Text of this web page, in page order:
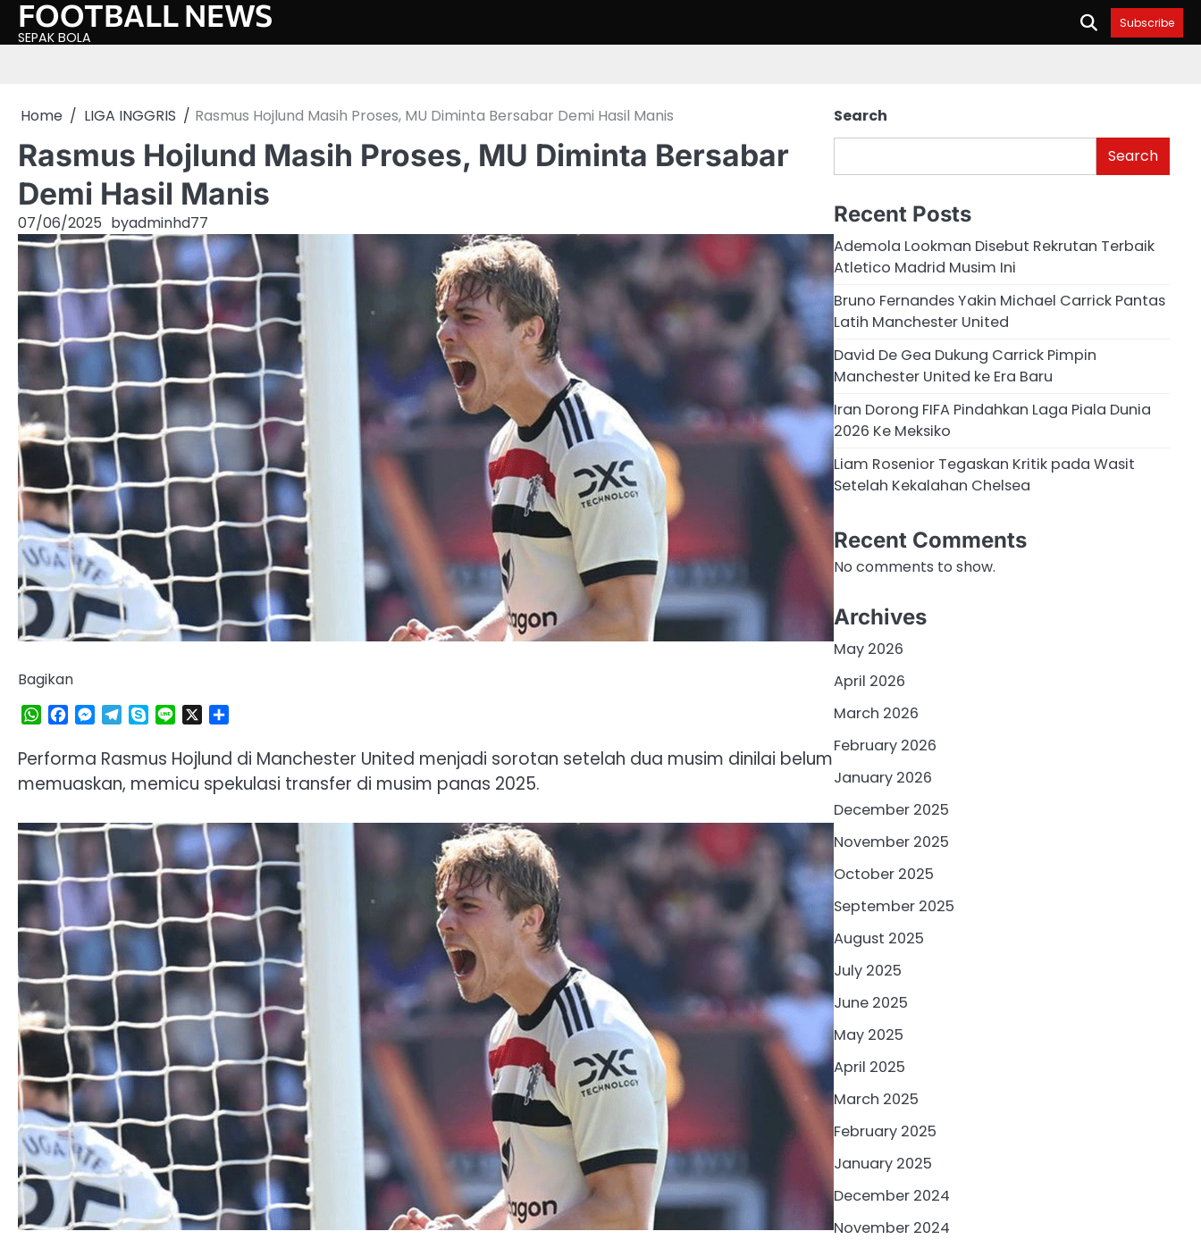
SkipFOOTBALL NEWS
SEPAK BOLA
Subscribe
Home LIGA INGGRIS Rasmus Hojlund Masih Proses, MU Diminta Bersabar Demi Hasil Manis
Rasmus Hojlund Masih Proses, MU Diminta Bersabar
Demi Hasil Manis
07/06/2025 byadminhd77
Bagikan
WhatsApp
Facebook
Messenger
Telegram
SkypeLine
Performa Rasmus Hojlund di Manchester United menjadi sorotan setelah dua musim dinilai belum
memuaskan, memicu spekulasi transfer di musim panas 2025.
Search
Search
Recent Posts
Ademola Lookman Disebut Rekrutan Terbaik
Atletico Madrid Musim Ini
Bruno Fernandes Yakin Michael Carrick Pantas
Latih Manchester United
David De Gea Dukung Carrick Pimpin
Manchester United ke Era Baru
Iran Dorong FIFA Pindahkan Laga Piala Dunia
2026 Ke Meksiko
Liam Rosenior Tegaskan Kritik pada Wasit
Setelah Kekalahan Chelsea
Recent Comments
No comments to show.
Archives
May 2026
April 2026
March 2026
February 2026
January 2026
December 2025
November 2025
October 2025
September 2025
August 2025
July 2025
June 2025
May 2025
April 2025
March 2025
February 2025
January 2025
December 2024
November 2024